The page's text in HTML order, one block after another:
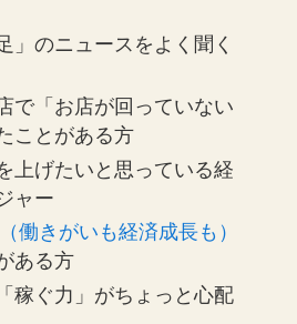
」のニュースをよく聞く
で「お店が回っていない
ことがある方
上げたいと思っている経
ャー
働きがいも経済成長も）
ある方
稼ぐ力」がちょっと心配